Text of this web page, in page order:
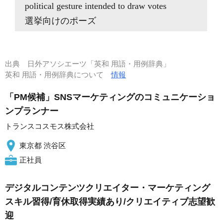
political gesture intended to draw votes
選挙向けのポーズ
出典
日外アソシエーツ「英和 用語・用例辞典」
英和 用語・用例辞典について情報
「PM候補」SNSマーケティングのコミュニケーショ
ンプランナー
トランスコスモス株式会社
東京都 渋谷区
正社員
デジタルコンテンツクリエイター・マーケティング
スキル習得/育休取得実績あり/クリエイティブ志望歓
迎